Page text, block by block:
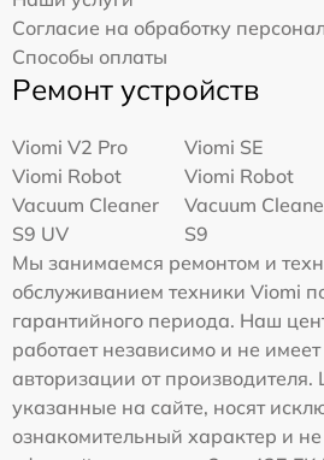
Согласие на обработку
Способы оплаты
Ремонт устройств
Viomi V2 Pro
Viomi SE
Viomi Robot
Vacuum Cleaner
S9 UV
Viomi Robot
Vacuum
S9
Мы занимаемся ремонтом и
обслуживанием техники Viomi
гарантийного периода. Наш
работает независимо и не
авторизации от
указанные на сайте, носят
ознакомительный характер и